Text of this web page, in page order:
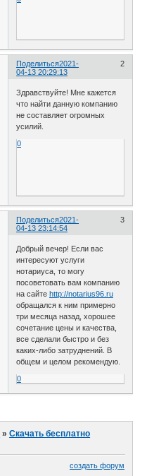
Поделиться 2
2021-
04-13 20:29:13
Здравствуйте! Мне кажется
что найти данную компанию
не составляет огромных
усилий.
0
Поделиться 3
2021-
04-13 23:14:54
Добрый вечер! Если вас
интересуют услуги
нотариуса, то могу
посоветовать вам компанию
на сайте http://notarius96.ru
обращался к ним примерно
три месяца назад, хорошее
сочетание цены и качества,
все сделали быстро и без
каких-либо затруднений. В
общем и целом рекомендую.
0
»Скачать бесплатно
создать форум